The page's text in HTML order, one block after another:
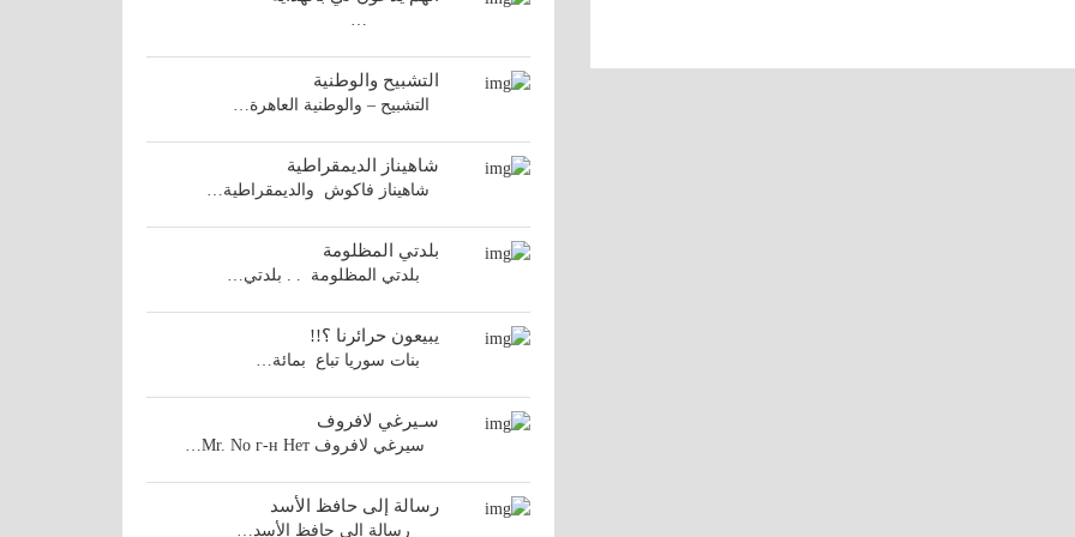
…
التشبيح والوطنية
التشبيح – والوطنية العاهرة…
شاهيناز الديمقراطية
شاهيناز فاكوش والديمقراطية…
بلدتي المظلومة
بلدتي المظلومة . . بلدتي…
يبيعون حرائرنا ؟!!
بنات سوريا تباع بمائة…
سـيرغي لافروف
سيرغي لافروف Mr. No г-н Нет…
رسالة إلى حافظ الأسد
رسالة الى حافظ الأسد…